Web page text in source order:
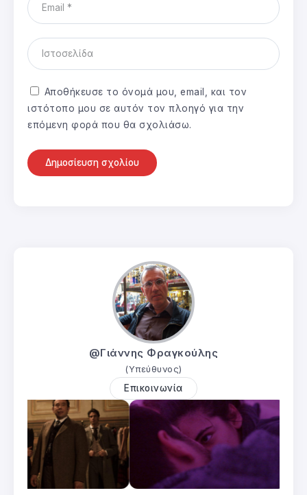
Αποθήκευσε το όνομά μου, email, και τον
ιστότοπο μου σε αυτόν τον πλοηγό για την
επόμενη φορά που θα σχολιάσω.
@Γιάννης Φραγκούλης
(Υπεύθυνος)
Επικοινωνία